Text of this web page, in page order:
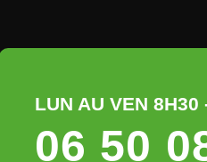
LUN AU VEN
06 50